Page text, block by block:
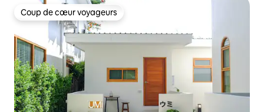
Coup de cœur voyageurs
Coup de cœur voyageurs